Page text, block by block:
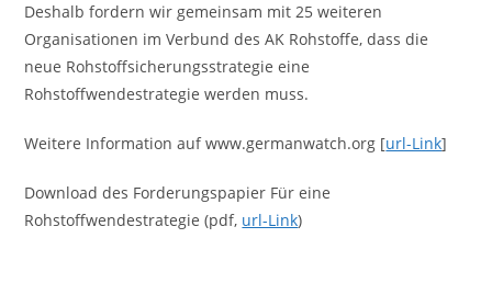
Deshalb fordern wir gemeinsam mit 25 weiteren
Organisationen im Verbund des AK Rohstoffe, dass die
neue Rohstoffsicherungsstrategie eine
Rohstoffwendestrategie werden muss.
Weitere Information auf www.germanwatch.org [url-Link]
Download des Forderungspapier Für eine
Rohstoffwendestrategie (pdf, url-Link)